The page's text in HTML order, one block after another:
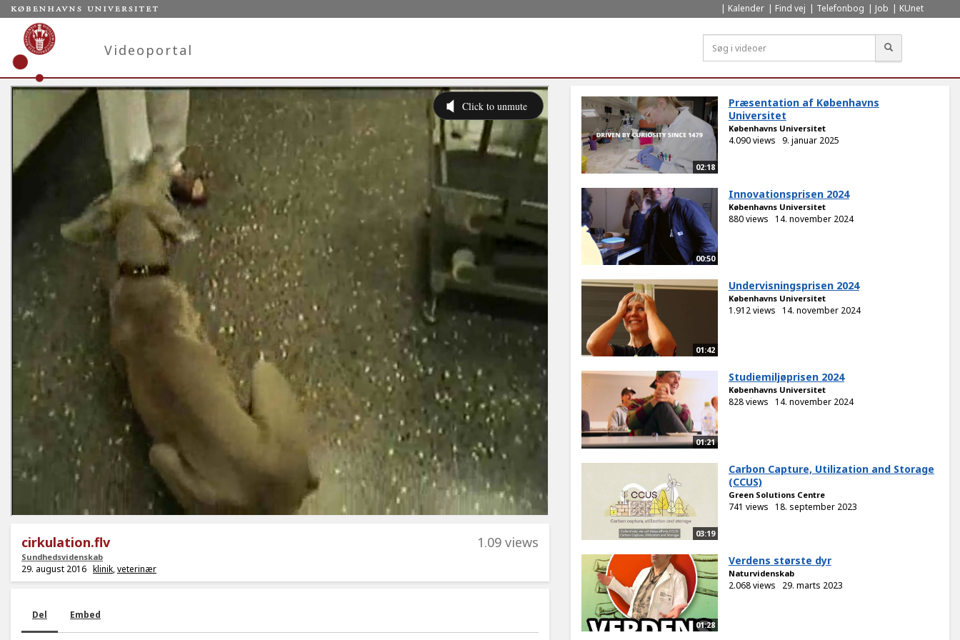
Kalender Find vej Telefonbog Job KUnet
Videoportal
cirkulation.flv
Sundhedsvidenskab
1.09 views
29. august 2016 klinik,veterinær
Del Embed
02:18
Præsentation af Københavns
Universitet
Københavns Universitet
4.090 views 9. januar 2025
00:50
Innovationsprisen 2024
Københavns Universitet
880 views 14. november 2024
01:42
Undervisningsprisen 2024
Københavns Universitet
1.912 views 14. november 2024
01:21
Studiemiljøprisen 2024
Københavns Universitet
828 views 14. november 2024
03:19
Carbon Capture, Utilization and Storage
(CCUS)
Green Solutions Centre
741 views 18. september 2023
01:28
Verdens største dyr
Naturvidenskab
2.068 views 29. marts 2023